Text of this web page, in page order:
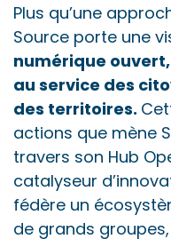
Plus qu’une
Source porte une
numérique
au service des
des territoires.
actions que mène
travers son Hub
catalyseur
fédère un
de grands groupes,